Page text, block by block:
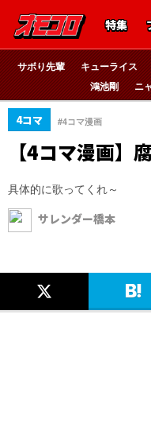
特集
サボり先輩 キューライス
鴻池剛
ニ
4コマ #4コマ漫画
【4コマ漫画】
具体的に歌ってくれ～
サレンダー橋本